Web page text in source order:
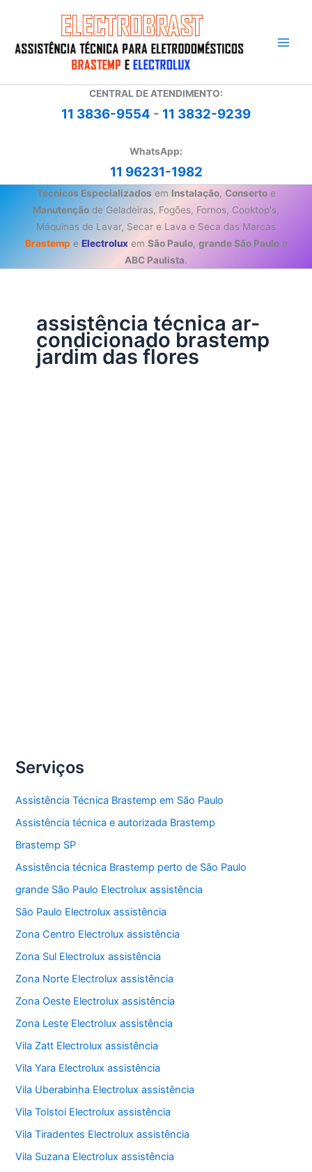
conteúdo
CENTRAL DE ATENDIMENTO:
11 3836-9554 - 11 3832-9239
WhatsApp:
11 96231-1982
Técnicos Especializados em Instalação, Consertoe
Manutenção de Geladeiras, Fogões, Fornos, Cooktop's,
Máquinas de Lavar, Secar e Lava e Seca das Marcas
Brastemp e Electroluxem São Paulo, grande São Pauloe
ABC Paulista.
assistência técnica ar-
condicionado brastemp
jardim das flores
Brastemp
Serviços
Assistência Técnica Brastemp em São Paulo
Assistência técnica e autorizada Brastemp
Brastemp SP
Assistência técnica Brastemp perto de São Paulo
grande São Paulo Electrolux assistência
São Paulo Electrolux assistência
Zona Centro Electrolux assistência
Zona Sul Electrolux assistência
Zona Norte Electrolux assistência
Zona Oeste Electrolux assistência
Zona Leste Electrolux assistência
Vila Zatt Electrolux assistência
Vila Yara Electrolux assistência
Vila Uberabinha Electrolux assistência
Vila Tolstoi Electrolux assistência
Vila Tiradentes Electrolux assistência
Vila Suzana Electrolux assistência